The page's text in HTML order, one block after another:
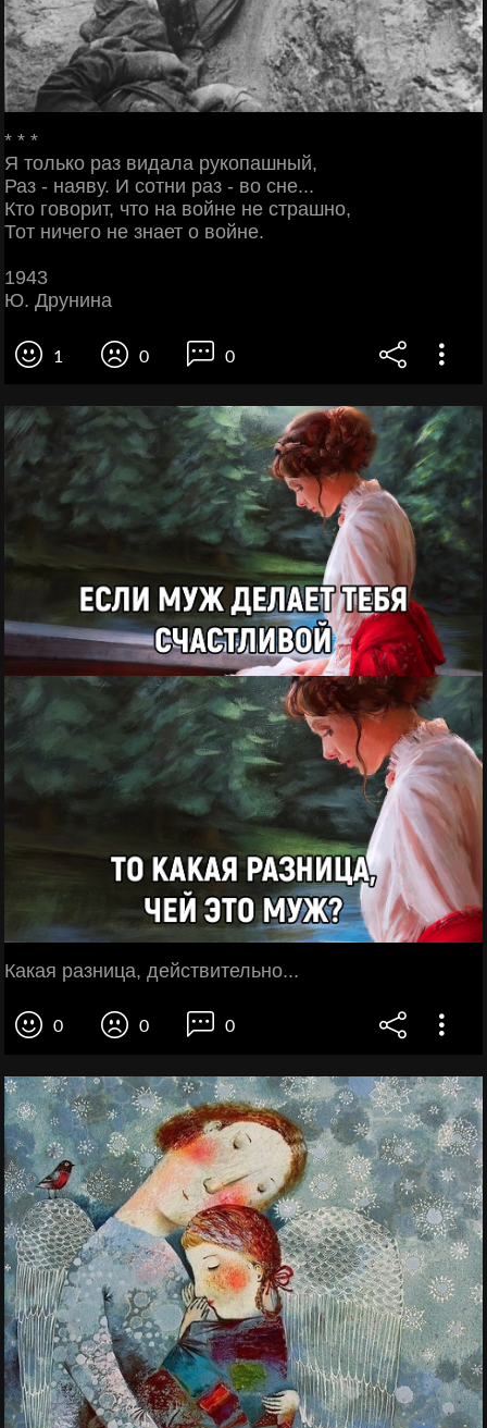
* * *
Я только раз видала рукопашный,
Раз - наяву. И сотни раз - во сне...
Кто говорит, что на войне не страшно,
Тот ничего не знает о войне.
1943
Ю. Друнина
1 0 0
Какая разница, действительно...
0 0 0